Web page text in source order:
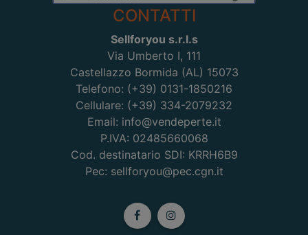
CONTATTI
Sellforyou s.r.l.s
Via Umberto I, 111
Castellazzo Bormida (AL) 15073
Telefono: (+39) 0131-1850216
Cellulare: (+39) 334-2079232
Email: info@vendeperte.it
P.IVA: 02485660068
Cod. destinatario SDI: KRRH6B9
Pec: sellforyou@pec.cgn.it